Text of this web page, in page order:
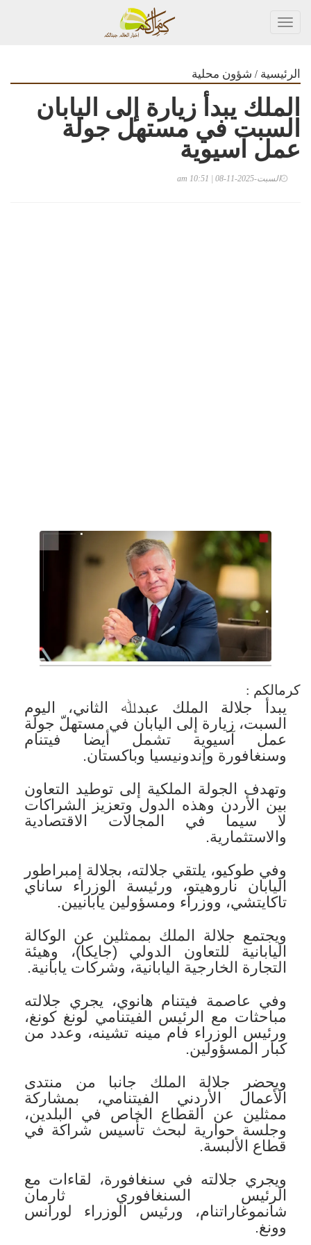
الرئيسية / شؤون محلية
الملك يبدأ زيارة إلى اليابان
السبت في مستهل جولة
عمل آسيوية
السبت-2025-11-08 | 10:51 am
كرمالكم :
يبدأ جلالة الملك عبدﷲ الثاني، اليوم
السبت، زيارة إلى اليابان في مستهلّ جولة
عمل آسيوية تشمل أيضا فيتنام
وسنغافورة وإندونيسيا وباكستان.
وتهدف الجولة الملكية إلى توطيد التعاون
بين الأردن وهذه الدول وتعزيز الشراكات
لا سيما في المجالات الاقتصادية
والاستثمارية.
وفي طوكيو، يلتقي جلالته، بجلالة إمبراطور
اليابان ناروهيتو، ورئيسة الوزراء ساناي
تاكايتشي، ووزراء ومسؤولين يابانيين.
ويجتمع جلالة الملك بممثلين عن الوكالة
اليابانية للتعاون الدولي (جايكا)، وهيئة
التجارة الخارجية اليابانية، وشركات يابانية.
وفي عاصمة فيتنام هانوي، يجري جلالته
مباحثات مع الرئيس الفيتنامي لونغ كونغ،
ورئيس الوزراء فام مينه تشينه، وعدد من
كبار المسؤولين.
ويحضر جلالة الملك جانبا من منتدى
الأعمال الأردني الفيتنامي، بمشاركة
ممثلين عن القطاع الخاص في البلدين،
وجلسة حوارية لبحث تأسيس شراكة في
قطاع الألبسة.
ويجري جلالته في سنغافورة، لقاءات مع
الرئيس السنغافوري ثارمان
شانموغاراتنام، ورئيس الوزراء لورانس
وونغ.